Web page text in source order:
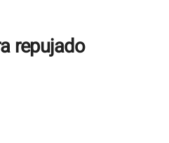
repujado